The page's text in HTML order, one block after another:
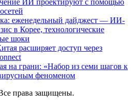
ИИ проектируют с помощью
еженедельный дайджест — ИИ-
в Корее, технологические
шоки
расширяет доступ через
на грани: «Набор из семи шагов к
феноменом
права защищены.